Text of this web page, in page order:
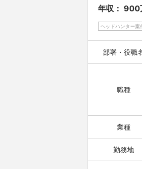
年収： 900
ヘッドハンター案
部署・役職
職種
業種
勤務地